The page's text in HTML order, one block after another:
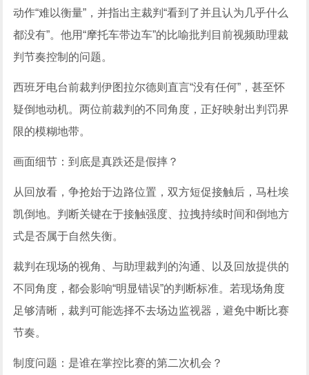
动作“难以衡量”，并指出主裁判“看到了并且认为几乎什么
都没有”。他用“摩托车带边车”的比喻批判目前视频助理裁
判节奏控制的问题。
西班牙电台前裁判伊图拉尔德则直言“没有任何”，甚至怀
疑倒地动机。两位前裁判的不同角度，正好映射出判罚界
限的模糊地带。
画面细节：到底是真跌还是假摔？
从回放看，争抢始于边路位置，双方短促接触后，马杜埃
凯倒地。判断关键在于接触强度、拉拽持续时间和倒地方
式是否属于自然失衡。
裁判在现场的视角、与助理裁判的沟通、以及回放提供的
不同角度，都会影响“明显错误”的判断标准。若现场角度
足够清晰，裁判可能选择不去场边监视器，避免中断比赛
节奏。
制度问题：是谁在掌控比赛的第二次机会？